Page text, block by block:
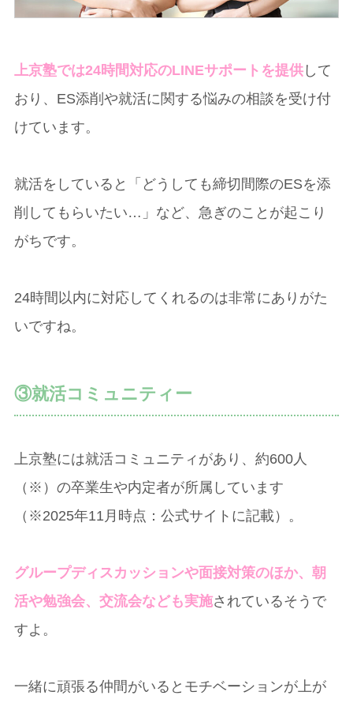
上京塾では24時間対応のLINEサポートを提供 して
おり、ES添削や就活に関する悩みの相談を受け付
けています。
就活をしていると「どうしても締切間際のESを添
削してもらいたい…」など、急ぎのことが起こり
がちです。
24時間以内に対応してくれるのは非常にありがた
いですね。
③就活コミュニティー
上京塾には就活コミュニティがあり、約600人
（※）の卒業生や内定者が所属しています
（※2025年11月時点：公式サイトに記載）。
グループディスカッションや面接対策のほか、朝
活や勉強会、交流会なども実施されているそうで
すよ。
一緒に頑張る仲間がいるとモチベーションが上が